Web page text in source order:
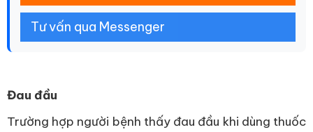
Tư vấn qua Messenger
Đau đầu
Trường hợp người bệnh thấy đau đầu khi dùng thuốc